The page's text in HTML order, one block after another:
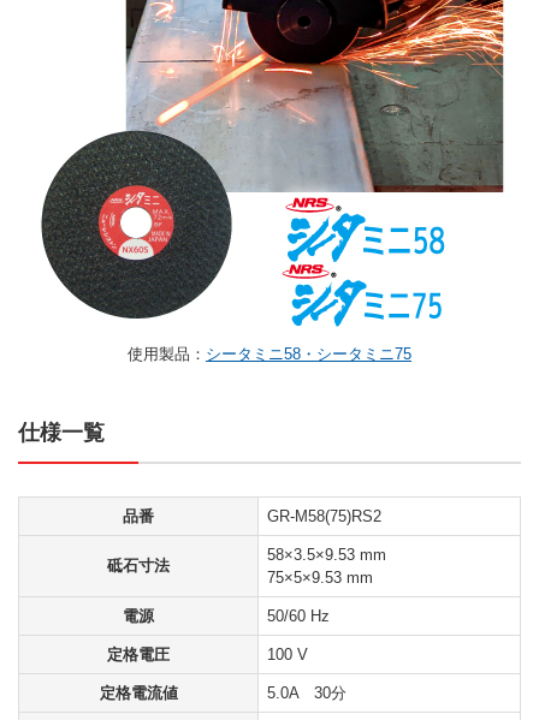
使用製品： シータミニ58・シータミニ75
仕様一覧
品番 GR-M58(75)RS2
砥石寸法
58×3.5×9.53 mm
75×5×9.53 mm
電源 50/60 Hz
定格電圧 100 V
定格電流値 5.0A 30分